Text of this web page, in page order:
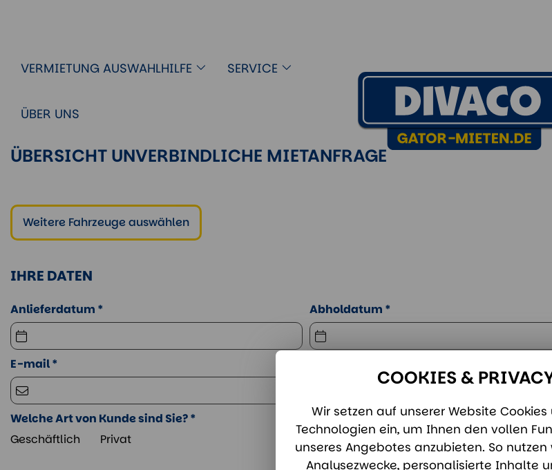
VERMIETUNG AUSWAHLHILFE SERVICE
ÜBER UNS
ÜBERSICHT UNVERBINDLICHE MIETANFRAGE
Weitere Fahrzeuge auswählen
IHRE DATEN
Anlieferdatum * Abholdatum *
E-mail *
Welche Art von Kunde sind Sie? *
Geschäftlich
Privat
COOKIES &
Wir setzen auf unserer Website
Technologien ein, um Ihnen den vollen
unseres Angebotes anzubieten. So nutzen
Analysezwecke, personalisierte Inhalte